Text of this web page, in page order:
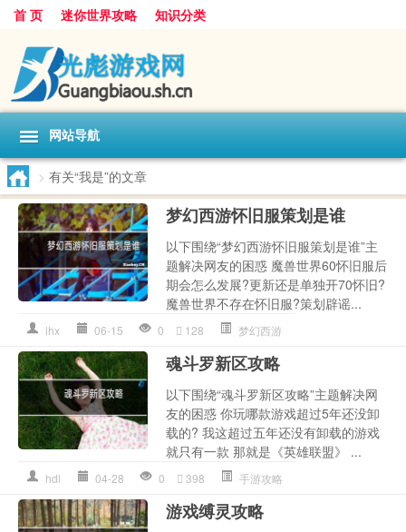
首 页 迷你世界攻略 知识分类
网站导航
> 有关“我是”的文章
梦幻西游怀旧服策划是谁
以下围绕“梦幻西游怀旧服策划是谁”主
题解决网友的困惑 魔兽世界60怀旧服后
期会怎么发展?更新还是单独开70怀旧?
魔兽世界不存在怀旧服?策划辟谣...
lhx 06-15 0 128 梦幻西游
魂斗罗新区攻略
以下围绕“魂斗罗新区攻略”主题解决网
友的困惑 你玩哪款游戏超过5年还没卸
载的? 我这超过五年还没有卸载的游戏
就只有一款 那就是《英雄联盟》 ...
hdl 04-28 0 398 手游攻略
游戏缚灵攻略